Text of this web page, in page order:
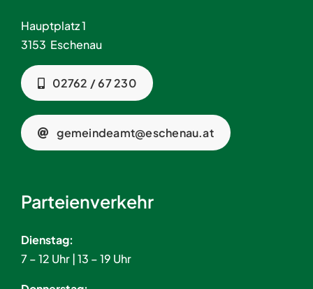
Hauptplatz 1
3153 Eschenau
02762 / 67 230
gemeindeamt@eschenau.at
Parteienverkehr
Dienstag:
7 – 12 Uhr | 13 – 19 Uhr